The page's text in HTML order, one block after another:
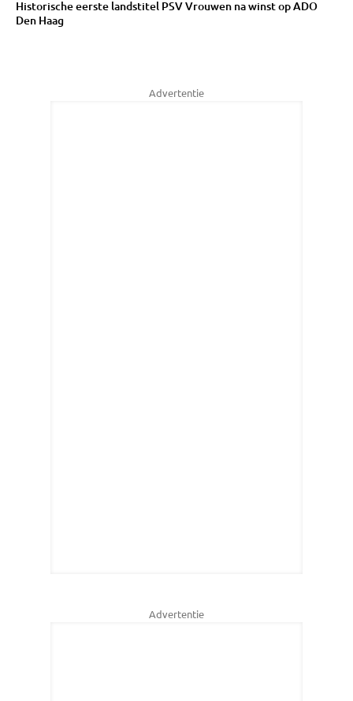
Historische eerste landstitel PSV Vrouwen na winst op ADO
Den Haag
Advertentie
Advertentie